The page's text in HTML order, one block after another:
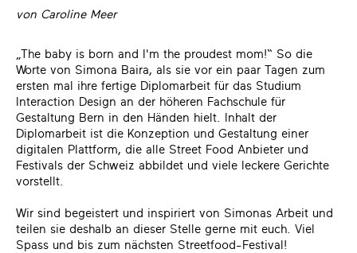
von Caroline Meer
„The baby is born and I'm the proudest mom!“ So die
Worte von Simona Baira, als sie vor ein paar Tagen zum
ersten mal ihre fertige Diplomarbeit für das Studium
Interaction Design an der höheren Fachschule für
Gestaltung Bern in den Händen hielt. Inhalt der
Diplomarbeit ist die Konzeption und Gestaltung einer
digitalen Plattform, die alle Street Food Anbieter und
Festivals der Schweiz abbildet und viele leckere Gerichte
vorstellt.
Wir sind begeistert und inspiriert von Simonas Arbeit und
teilen sie deshalb an dieser Stelle gerne mit euch. Viel
Spass und bis zum nächsten Streetfood-Festival!